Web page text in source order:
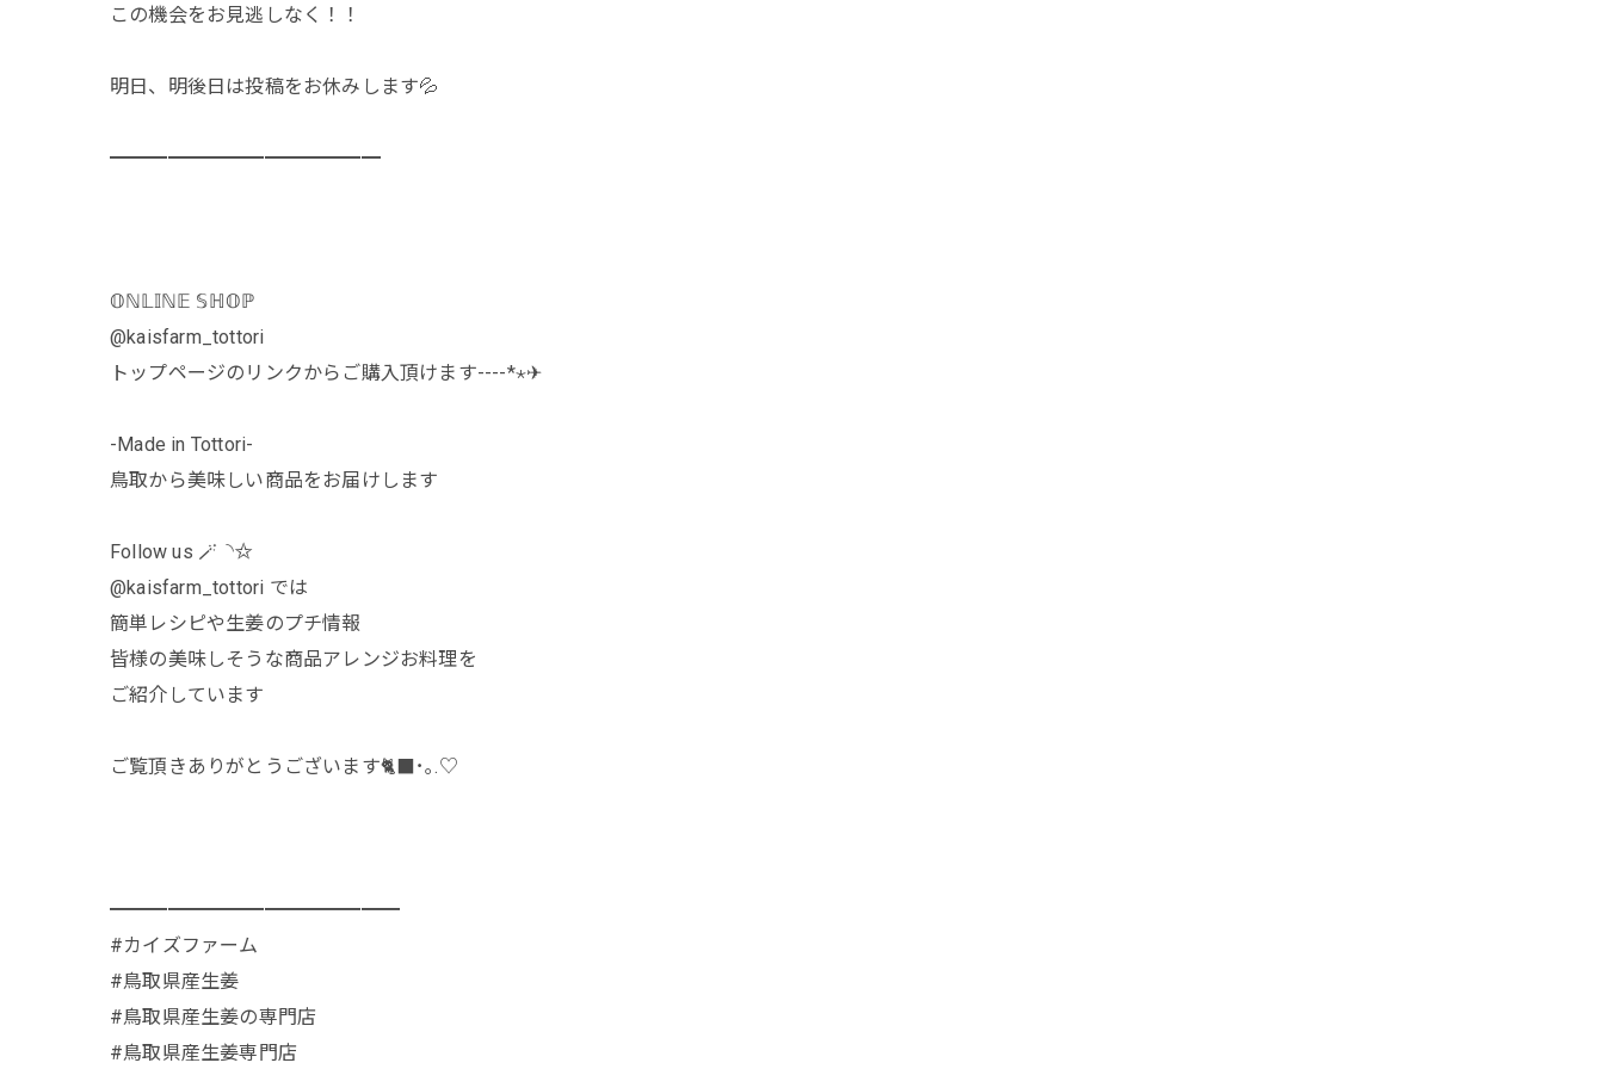
この機会をお見逃しなく！！
明日、明後日は投稿をお休みします💦
━━━━━━━━━━━━━━
𝕆ℕ𝕃𝕀ℕ𝔼 𝕊ℍ𝕆ℙ
@kaisfarm_tottori
トップページのリンクからご購入頂けます----*⋆✈︎
-Made in Tottori-
鳥取から美味しい商品をお届けします
Follow us 🪄︎︎◝✩
@kaisfarm_tottori では
簡単レシピや生姜のプチ情報
皆様の美味しそうな商品アレンジお料理を
ご紹介しています
ご覧頂きありがとうございます🐈‍⬛･｡.♡
━━━━━━━━━━━━━━━
#カイズファーム
#鳥取県産生姜
#鳥取県産生姜の専門店
#鳥取県産生姜専門店